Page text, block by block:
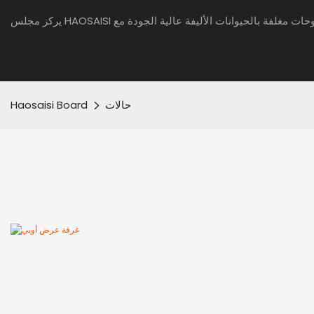
Haosaisi Board حالات